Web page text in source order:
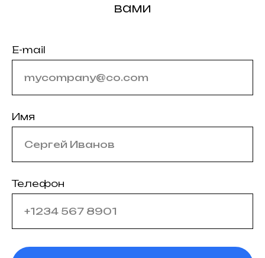
вами
E-mail
Имя
Телефон